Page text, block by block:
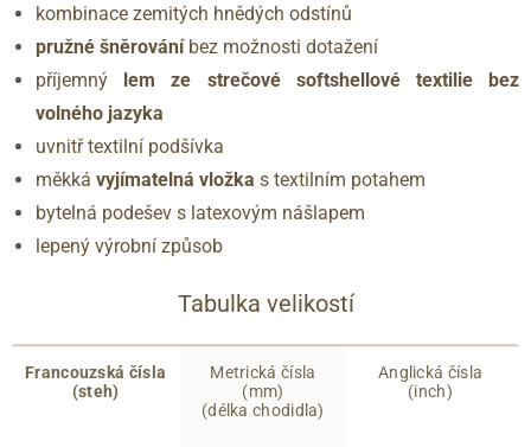
kombinace zemitých hnědých odstínů
pružné šněrováníbez možnosti dotažení
příjemný
lem ze strečové softshellové textilie bez
volného jazyka
uvnitř textilní podšívka
měkká vyjímatelná vložka s textilním potahem
bytelná podešev s latexovým nášlapem
lepený výrobní způsob
Tabulka velikostí
Francouzská čísla
(steh)
Metrická čísla
(mm)
(délka chodidla)
Anglická čísla
(inch)